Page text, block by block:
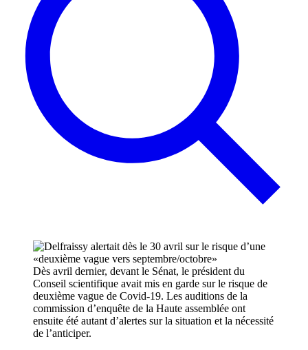
Dès avril dernier, devant le Sénat, le président du
Conseil scientifique avait mis en garde sur le risque de
deuxième vague de Covid-19. Les auditions de la
commission d’enquête de la Haute assemblée ont
ensuite été autant d’alertes sur la situation et la nécessité
de l’anticiper.